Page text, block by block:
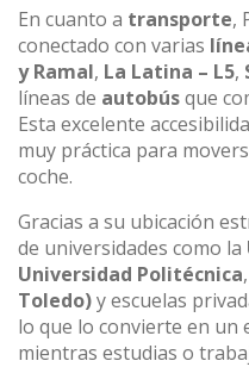
En cuanto a transporte,
conectado con varias
y Ramal, La Latina – L5,
líneas de autobúsque
Esta excelente
muy práctica para
coche.
Gracias a su ubicación
de universidades como la
Universidad Politécnica,
Toledo)y escuelas
lo que lo convierte en
mientras estudias o